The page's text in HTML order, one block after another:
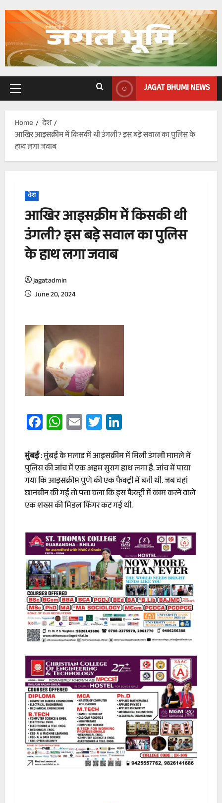
Primary
JAGAT BHUMI NEWS
Home
देश
आखिर आइसक्रीम में किसकी थी उंगली? इस बड़े सवाल का पुलिस के
हाथ लगा जवाब
देश
आखिर आइसक्रीम में किसकी थी
उंगली? इस बड़े सवाल का पुलिस
के हाथ लगा जवाब
jagatadmin
June 20, 2024
Facebook
WhatsApp
EmailTwitter
मुंबई: मुंबई के मलाड में आइसक्रीम में मिली उंगली मामले में
पुलिस की जांच में एक अहम सुराग हाथ लगा है. जांच में पाया
गया कि आइसक्रीम पुणे की एक फैक्ट्री में बनी थी. जब वहां
छानबीन की गई तो पता चला कि इस फैक्ट्री में काम करने वाले
एक शख्स की मिडल फिंगर कट गई थी.